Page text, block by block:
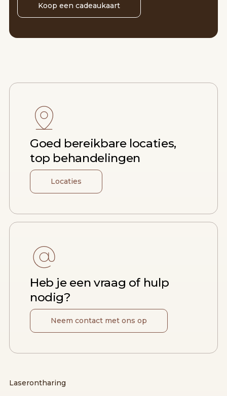
Koop een cadeaukaart
Goed bereikbare locaties,
top behandelingen
Locaties
Heb je een vraag of hulp
nodig?
Neem contact met ons op
Laserontharing